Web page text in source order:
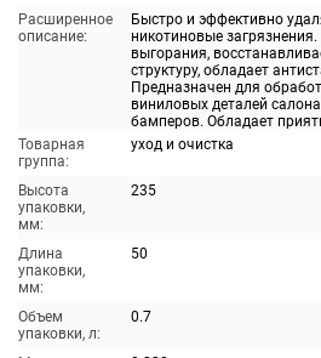
Расширенное
описание:
Быстро и эффективно
никотиновые
выгорания,
структуру, обладает
Предназначен для
виниловых деталей
бамперов. Обладает
Товарная
группа:
уход и очистка
Высота
упаковки,
мм:
235
Длина
упаковки,
мм:
50
Объем
упаковки, л:
0.7